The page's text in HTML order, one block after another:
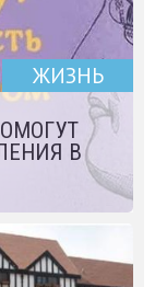
ЖИЗНЬ
В